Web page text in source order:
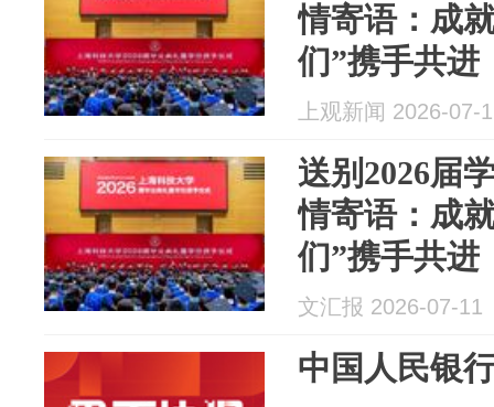
情寄语：成
们”携手共进
上观新闻 2026-07-
送别2026届
情寄语：成
们”携手共进
文汇报 2026-07-11
中国人民银